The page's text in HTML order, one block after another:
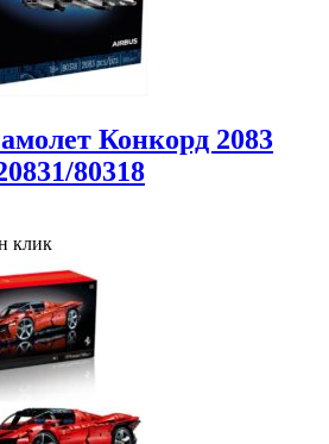
Конкорд 2083
80318
клик